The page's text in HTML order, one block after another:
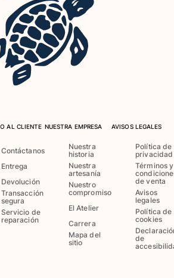
Pieza
de baño
porter
AL CLIENTE
Contáctanos
Entrega
Devolución
Transacción
segura
Servicio de
reparación
NUESTRA EMPRESA
Nuestra
historia
Nuestra
artesanía
Nuestro
compromiso
El Atelier
Carrera
Mapa del
sitio
AVISOS LEGALES
Política de
privacidad
Términos y
de venta
Avisos
legales
Política de
cookies
de